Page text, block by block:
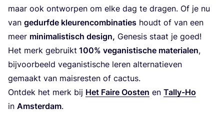
maar ook ont­wor­pen om elke dag te dra­gen. Of je nu
van gedurf­de kleu­ren­com­bi­na­ties houdt of van een
meer mini­ma­lis­tisch design, Gene­sis staat je goed!
Het merk gebruikt 100% vega­nis­ti­sche mate­ri­a­len,
bij­voor­beeld vega­nis­ti­sche leren alter­na­tie­ven
gemaakt van mais­res­ten of cactus.
Ont­dek het merk bij Het Fai­re Oos­ten en Tal­ly-Ho
in Amster­dam.